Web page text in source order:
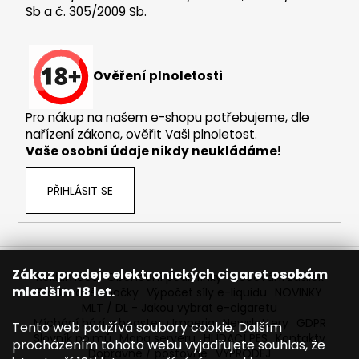
Zákaz prodeje elektronických cigaret osobám
mladším 18 let.
Tento web používá soubory cookie. Dalším
procházením tohoto webu vyjadřujete souhlas, že
a
D
o
p
r
u
Sb a č. 305/2009 Sb.
Ověření plnoletosti
Pro nákup na našem e-shopu potřebujeme, dle
nařízení zákona, ověřit Vaši plnoletost.
Vaše osobní údaje nikdy neukládáme!
PŘIHLÁSIT SE
Reklamace Obchodní podmínky Sledování zásilek
Prodávané značky
Míchání bází a boosteru Imperia Newslettery
Slovník pojmů Mapa serveru HLÍDACÍ PES Kontakty
Dopravné / poštovné VÝPRODEJ